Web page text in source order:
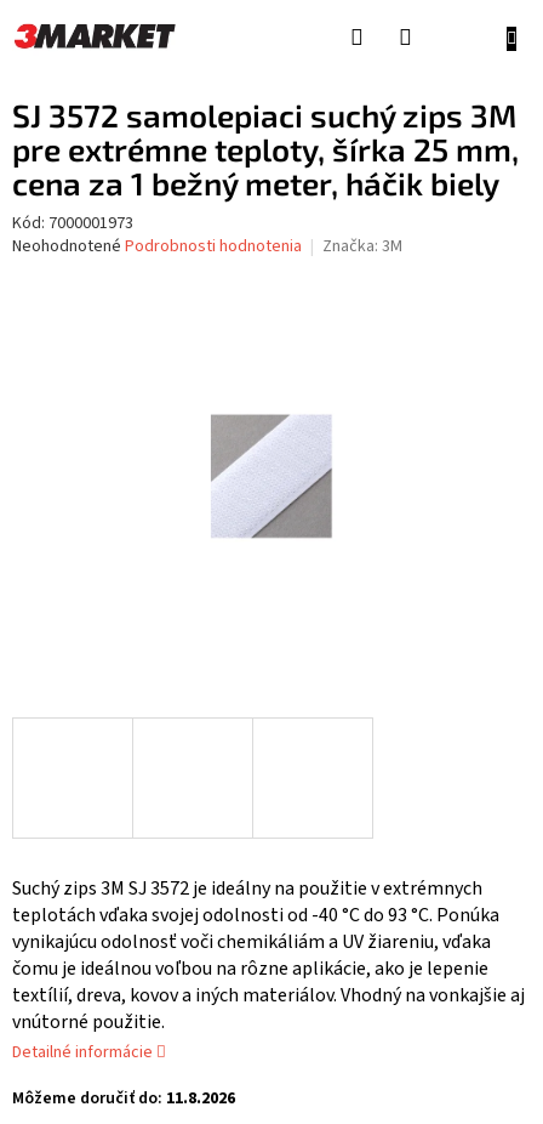
na
obsah
SJ 3572 samolepiaci suchý zips 3M
pre extrémne teploty, šírka 25 mm,
cena za 1 bežný meter, háčik biely
Kód: 7000001973
Priemerné
Neohodnotené Podrobnosti hodnotenia Značka: 3M
Môžeme doručiť do: 11.8.2026
Suchý zips 3M SJ 3572 je ideálny na použitie v extrémnych
teplotách vďaka svojej odolnosti od -40 °C do 93 °C. Ponúka
vynikajúcu odolnosť voči chemikáliám a UV žiareniu, vďaka
čomu je ideálnou voľbou na rôzne aplikácie, ako je lepenie
textílií, dreva, kovov a iných materiálov. Vhodný na vonkajšie aj
vnútorné použitie.
Detailné informácie